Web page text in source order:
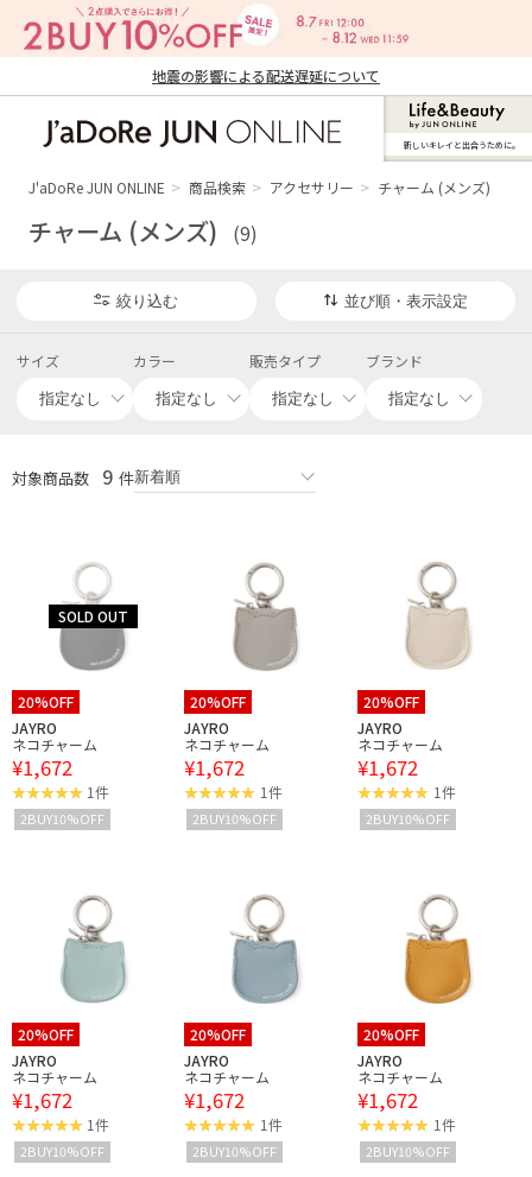
地震の影響による配送遅延について
ン オンライン）
新しいキレイと出合うために。
J'aDoRe JUN ONLINE 商品検索 アクセサリー チャーム (メンズ)
チャーム (メンズ) (9)
絞り込む 並び順・表示設定
サイズ カラー 販売タイプ ブランド
対象商品数 9 件
20%OFF
JAYRO
ネコチャーム
¥1,672
1件
2BUY10%OFF
20%OFF
JAYRO
ネコチャーム
¥1,672
1件
2BUY10%OFF
20%OFF
JAYRO
ネコチャーム
¥1,672
1件
2BUY10%OFF
20%OFF
JAYRO
ネコチャーム
¥1,672
1件
2BUY10%OFF
20%OFF
JAYRO
ネコチャーム
¥1,672
1件
2BUY10%OFF
20%OFF
JAYRO
ネコチャーム
¥1,672
1件
2BUY10%OFF